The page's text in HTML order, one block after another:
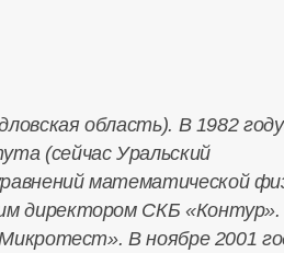
область). В 1982 году
(сейчас Уральский
математической
директором СКБ
В ноябре 2001